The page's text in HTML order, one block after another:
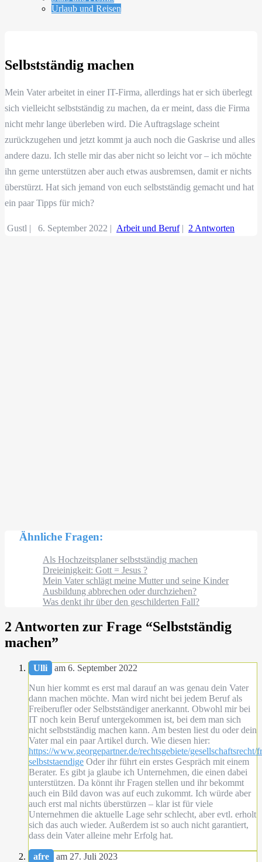
Urlaub und Reisen
Selbstständig machen
Mein Vater arbeitet in einer IT-Firma, allerdings hat er sich überlegt
sich vielleicht selbstständig zu machen, da er meint, dass die Firma
nicht mehr lange überleben wird. Die Auftragslage scheint
zurückzugehen und jetzt kommt ja auch noch die Gaskrise und alles
andere dazu. Ich stelle mir das aber nicht so leicht vor – ich möchte
ihn gerne unterstützen aber auch etwas ausbremsen, damit er nichts
überstürzt. Hat sich jemand von euch selbstständig gemacht und hat
ein paar Tipps für mich?
Gustl | 6. September 2022 | Arbeit und Beruf| 2 Antworten
Ähnliche Fragen:
Als Hochzeitsplaner selbstständig machen
Dreieinigkeit: Gott = Jesus ?
Mein Vater schlägt meine Mutter und seine Kinder
Ausbildung abbrechen oder durchziehen?
Was denkt ihr über den geschilderten Fall?
2 Antworten zur Frage “Selbstständig
machen”
Ulli
am 6. September 2022
Nun hier kommt es erst mal darauf an was genau dein Vater
dann machen möchte. Man wird nicht bei jedem Beruf als
Freiberufler oder Selbstständiger anerkannt. Obwohl mir bei
IT noch kein Beruf untergekommen ist, bei dem man sich
nicht selbstständig machen kann. Am besten liest du oder dein
Vater mal ein paar Artikel durch. Wie diesen hier:
https://www.georgepartner.de/rechtsgebiete/gesellschaftsrecht/
selbststaendige Oder ihr führt ein erstes Gespräch mit einem
Berater. Es gibt ja glaube ich Unternehmen, die einen dabei
unterstützen. Da könnt ihr Fragen stellen und ihr bekommt
auch ein Bild davon was auf euch zukommt. Ich würde aber
auch erst mal nichts überstürzen – klar ist für viele
Unternehmen die aktuelle Lage sehr schlecht, aber evtl. erholt
sich das auch wieder. Außerdem ist so auch nicht garantiert,
dass dein Vater alleine mehr Erfolg hat.
afre
am 27. Juli 2023